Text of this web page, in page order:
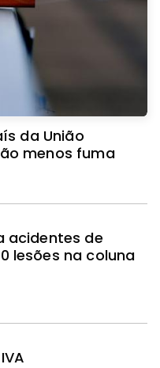
da União
menos fuma
acidentes de
lesões na coluna